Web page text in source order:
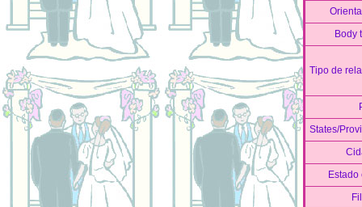
Body
Tipo de
States/
Estado